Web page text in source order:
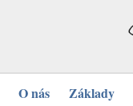
O nás Základy